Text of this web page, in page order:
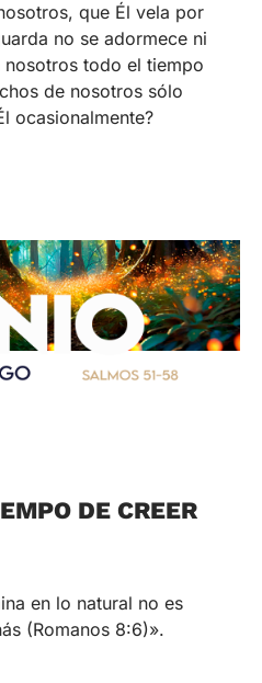
que Él vela por
no se adormece ni
nosotros todo el tiempo
de nosotros sólo
ocasionalmente?
DE CREER
en lo natural no es
(Romanos 8:6)».